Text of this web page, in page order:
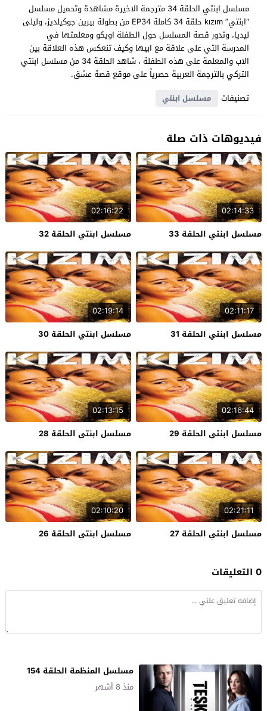
مسلسل ابنتي الحلقة 34 مترجمة الاخيرة مشاهدة وتحميل مسلسل
“ابنتي” kızım حلقة 34 كاملة EP34 من بطولة بيرين جوكيلديز، وليلى
ليديا، وتدور قصة المسلسل حول الطفلة اويكو ومعلمتها في
المدرسة التي على علاقة مع ابيها وكيف تنعكس هذه العلاقة بين
الاب والمعلمة على هذه الطفلة ، شاهد الحلقة 34 من مسلسل ابنتي
التركي بالترجمة العربية حصرياً على موقع قصة عشق.
تصنيفات
مسلسل ابنتي
فيديوهات ذات صلة
02:14:33
مسلسل ابنتي الحلقة 33
02:16:22
مسلسل ابنتي الحلقة 32
02:11:17
مسلسل ابنتي الحلقة 31
02:19:14
مسلسل ابنتي الحلقة 30
02:16:44
مسلسل ابنتي الحلقة 29
02:13:15
مسلسل ابنتي الحلقة 28
02:21:11
مسلسل ابنتي الحلقة 27
02:10:20
مسلسل ابنتي الحلقة 26
0 التعليقات
مسلسل المنظمة الحلقة 154
منذ 8 أشهر